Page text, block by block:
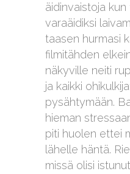
äidinvaistoja
varaäidiksi
taasen hurmasi
filmitähden
näkyville neiti
ja kaikki
pysähtymään.
hieman
piti huolen ettei
lähelle häntä.
missä olisi